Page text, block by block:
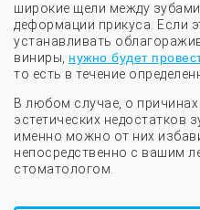
широкие щели между
деформации прикуса. Если
устанавливать
виниры, нужно будет
то есть в течение
В любом случае, о
эстетических недостатков
именно можно от них
непосредственно с вашим
стоматологом.